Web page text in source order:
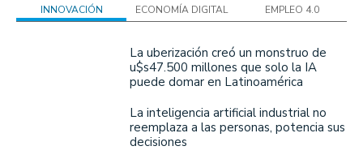
INNOVACIÓN ECONOMÍA DIGITAL EMPLEO 4.0
La uberización creó un monstruo de
u$s47.500 millones que solo la IA
puede domar en Latinoamérica
La inteligencia artificial industrial no
reemplaza a las personas, potencia sus
decisiones